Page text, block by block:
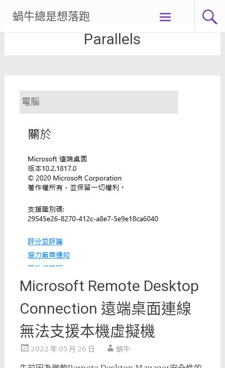
content
蝸牛總是想落跑
Parallels
Microsoft Remote Desktop
Connection 遠端桌面連線
無法支援本機虛擬機
2022 年 05 月 26 日 蝸牛